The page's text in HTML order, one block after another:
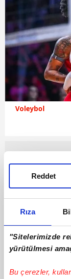
Rıza
"Sitelerimizde
yürütülmesi
Bu çerezler,
Reddet
Voleybol